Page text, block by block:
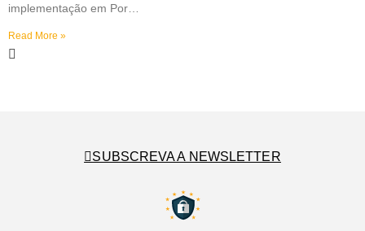
implementação em Por…
Read More »
SUBSCREVA A NEWSLETTER